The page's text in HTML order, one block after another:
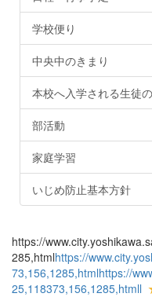
学校便り
中央中のきまり
本校へ入学される生徒
部活動
家庭学習
いじめ防止基本方針
https://
285,htmlhttps://
73,156,1285,htmlhttps://
25,118373,156,1285,htmll